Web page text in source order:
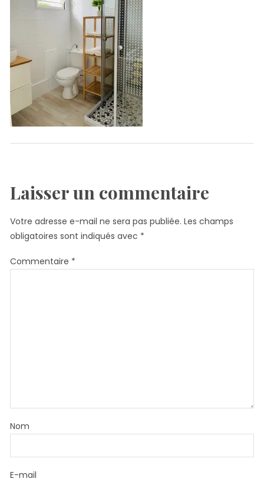
Laisser un commentaire
Votre adresse e-mail ne sera pas publiée. Les champs
obligatoires sont indiqués avec *
Commentaire *
Nom
E-mail